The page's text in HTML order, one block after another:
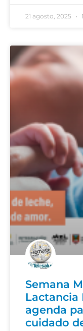
21 agosto, 2025
Semana
Lactancia
agenda
cuidado